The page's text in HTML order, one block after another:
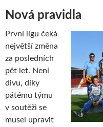
Nová pravidla
První ligu čeká
největší změna
za posledních
pět let. Není
divu, díky
pátému týmu
v soutěži se
musel upravit